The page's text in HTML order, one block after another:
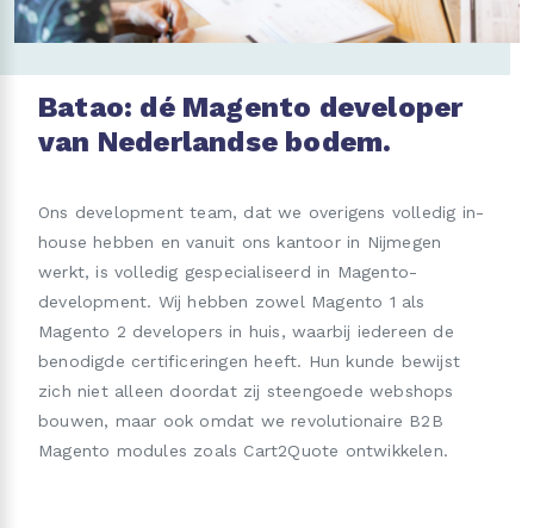
Batao: dé Magento developer
van Nederlandse bodem.
Ons development team, dat we overigens volledig in-
house hebben en vanuit ons kantoor in Nijmegen
werkt, is volledig gespecialiseerd in Magento-
development. Wij hebben zowel Magento 1 als
Magento 2 developers in huis, waarbij iedereen de
benodigde certificeringen heeft. Hun kunde bewijst
zich niet alleen doordat zij steengoede webshops
bouwen, maar ook omdat we revolutionaire B2B
Magento modules zoals Cart2Quote ontwikkelen.